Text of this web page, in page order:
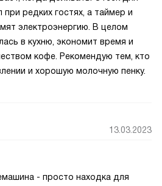
редких гостях, а таймер и
электроэнергию. В целом
в кухню, экономит время и
кофе. Рекомендую тем, кто
и хорошую молочную пенку.
13.03.2023
- просто находка для